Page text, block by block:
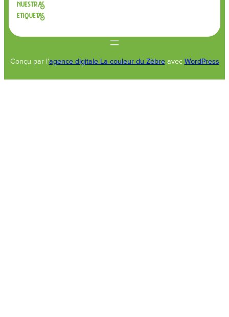
Nuestras
etiquetas
Conçu par l’agence digitale La couleur du Zèbreavec WordPress